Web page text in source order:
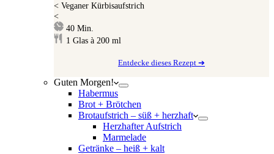
< Veganer Kürbisaufstrich
<
40Minuten
Min.
1 Glas à 200 ml
Entdecke dieses Rezept ➔
Guten Morgen!
Habermus
Brot + Brötchen
Brotaufstrich – süß + herzhaft
Herzhafter Aufstrich
Marmelade
Getränke – heiß + kalt